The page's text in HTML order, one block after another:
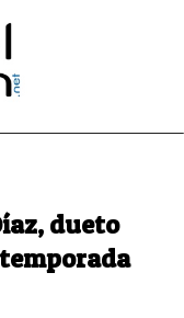
dueto